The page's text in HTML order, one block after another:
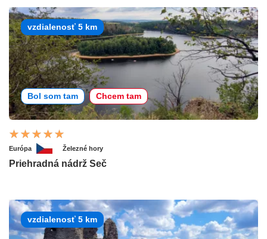
vzdialenosť 5 km
Bol som tam Chcem tam
Európa Železné hory
Priehradná nádrž Seč
vzdialenosť 5 km